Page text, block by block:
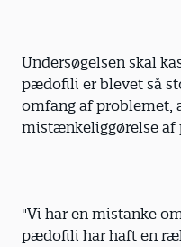
Undersøgelsen skal
pædofili er blevet så
omfang af problemet,
mistænkeliggørelse af
"Vi har en mistanke
pædofili har haft en